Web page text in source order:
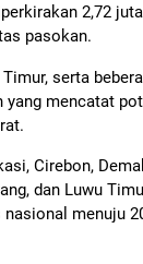
2,72
pasokan.
serta
yang mencatat
Cirebon,
dan Luwu
menuju